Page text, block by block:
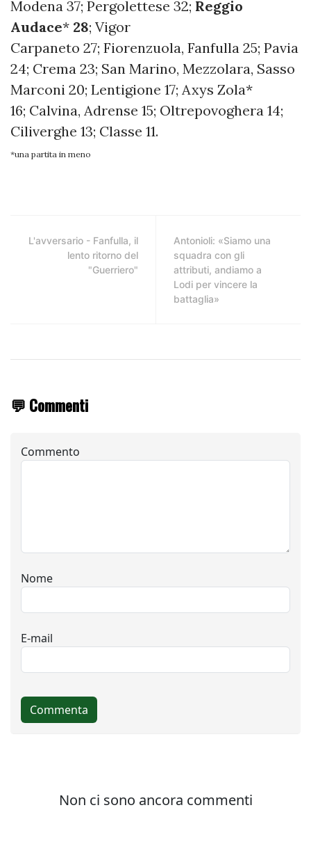
Modena 37; Pergolettese 32; Reggio
Audace* 28; Vigor
Carpaneto 27; Fiorenzuola, Fanfulla 25; Pavia
24; Crema 23; San Marino, Mezzolara, Sasso
Marconi 20; Lentigione 17; Axys Zola*
16; Calvina, Adrense 15; Oltrepovoghera 14;
Ciliverghe 13; Classe 11.
*una partita in meno
L'avversario - Fanfulla, il
lento ritorno del
"Guerriero"
Antonioli: «Siamo una
squadra con gli
attributi, andiamo a
Lodi per vincere la
battaglia»
💬 Commenti